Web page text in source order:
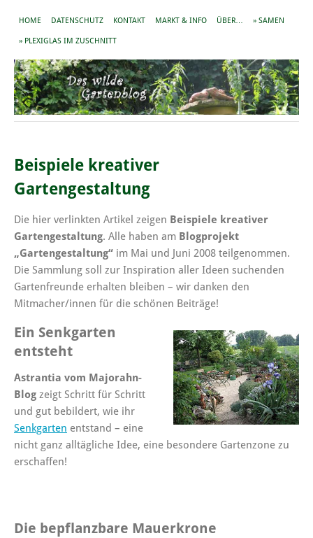
HOME DATENSCHUTZ KONTAKT MARKT & INFO ÜBER… » SAMEN
» PLEXIGLAS IM ZUSCHNITT
Beispiele kreativer
Gartengestaltung
Die hier verlinkten Artikel zeigen Beispiele kreativer
Gartengestaltung. Alle haben am Blogprojekt
„Gartengestaltung“ im Mai und Juni 2008 teilgenommen.
Die Sammlung soll zur Inspiration aller Ideen suchenden
Gartenfreunde erhalten bleiben – wir danken den
Mitmacher/innen für die schönen Beiträge!
Ein Senkgarten
entsteht
Astrantia vom Majorahn-
Blog zeigt Schritt für Schritt
und gut bebildert, wie ihr
Senkgarten entstand – eine
nicht ganz alltägliche Idee, eine besondere Gartenzone zu
erschaffen!
Die bepflanzbare Mauerkrone